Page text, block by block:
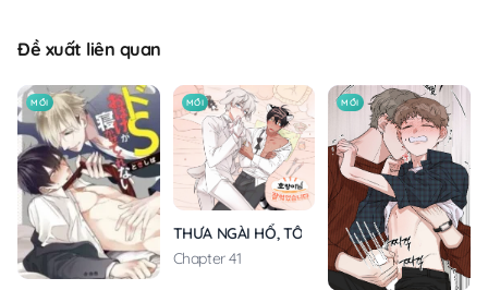
Đề xuất liên quan
MỚI MỚI
THƯA NGÀI HỔ, TÔI ĐÃ ĂN RẤT NGON MIỆNG
Chapter 41
MỚI